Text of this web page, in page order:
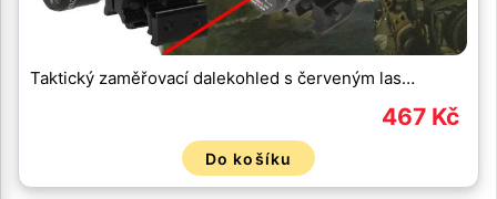
Taktický zaměřovací dalekohled s červeným las…
467 Kč
Do košíku